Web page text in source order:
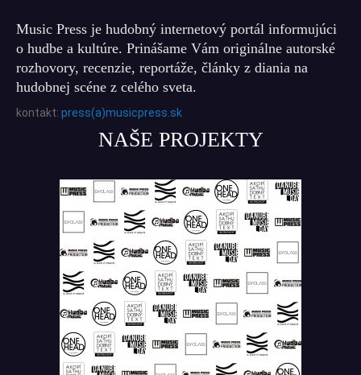
Music Press je hudobný internetový portál informujúci
o hudbe a kultúre. Prinášame Vám originálne autorské
rozhovory, recenzie, reportáže, články z diania na
hudobnej scéne z celého sveta.
kontakt: press(a)musicpress.sk
NAŠE PROJEKTY